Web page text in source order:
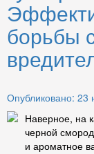
борьбы
Опубликовано: 23
Наверное, на
черной
и ароматное